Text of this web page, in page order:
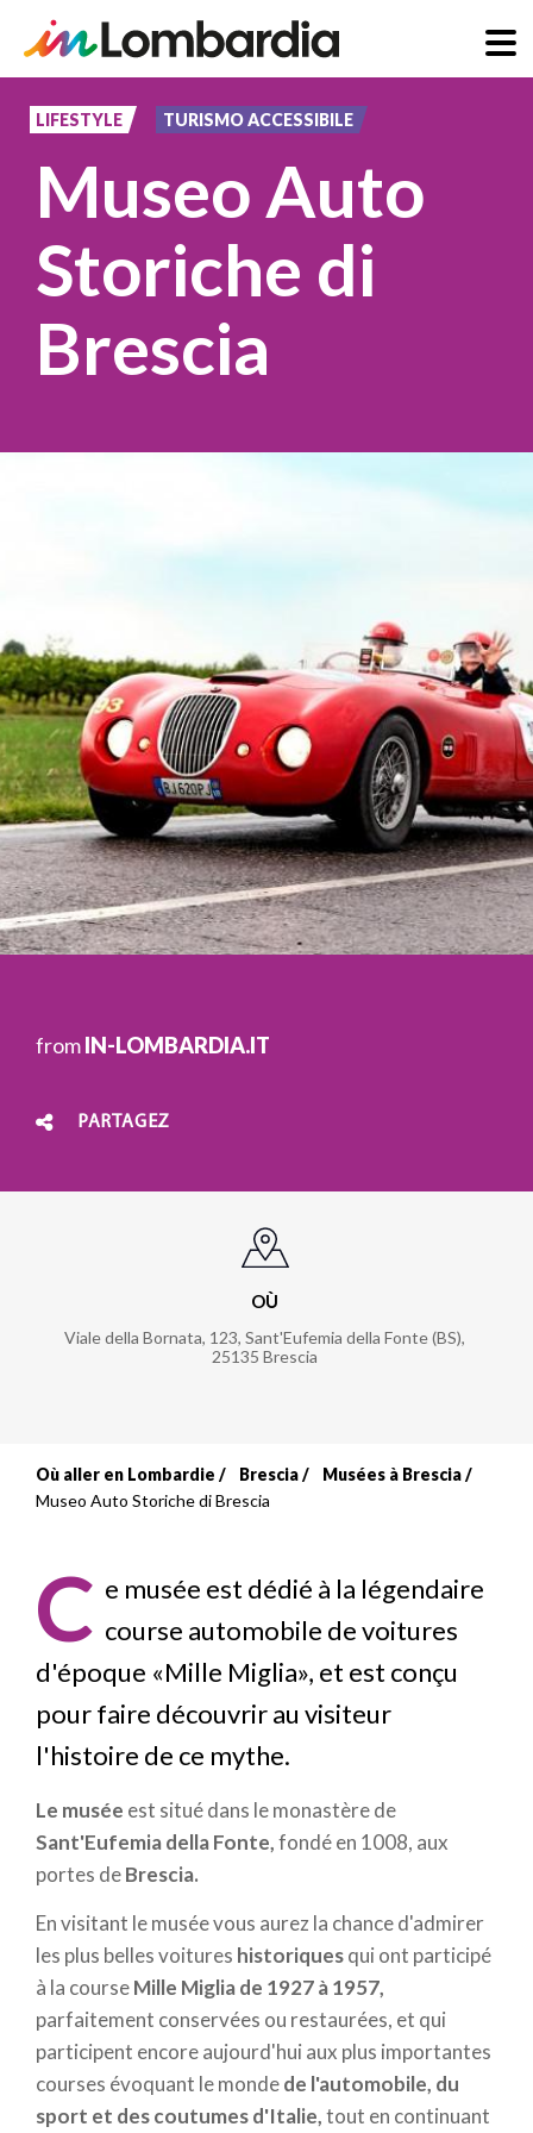
principal
LIFESTYLE TURISMO ACCESSIBILE
Museo Auto
Storiche di
Brescia
fromIN-LOMBARDIA.IT
PARTAGEZ
OÙ
Viale della Bornata, 123, Sant'Eufemia della Fonte (BS),
25135 Brescia
Fil
Où aller en Lombardie Brescia
Musées à Brescia
Museo Auto Storiche di Brescia
C e musée est dédié à la légendaire
course automobile de voitures
d'époque «Mille Miglia», et est conçu
pour faire découvrir au visiteur
l'histoire de ce mythe.
Le musée est situé dans le monastère de
Sant'Eufemia della Fonte,fondé en 1008, aux
portes deBrescia.
En visitant le musée vous aurez la chance d'admirer
les plus belles voitures historiquesqui ont participé
à la courseMille Migliade 1927 à 1957,
parfaitement conservées ou restaurées, et qui
participent encore aujourd'hui aux plus importantes
courses évoquant le mondede l'automobile, du
sport et des coutumes d'Italie,tout en continuant